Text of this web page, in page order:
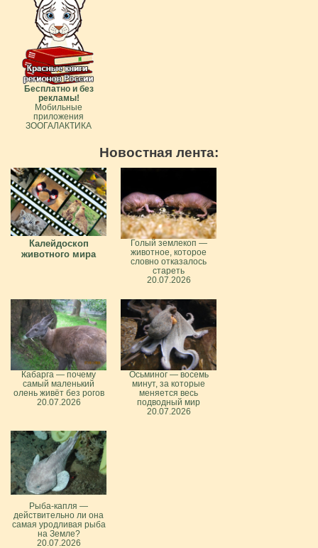
Бесплатно и без
рекламы!
Мобильные
приложения
ЗООГАЛАКТИКА
Новостная лента:
Калейдоскоп
животного мира
Голый землекоп —
животное, которое
словно отказалось
стареть
20.07.2026
Кабарга — почему
самый маленький
олень живёт без рогов
20.07.2026
Осьминог — восемь
минут, за которые
меняется весь
подводный мир
20.07.2026
Рыба-капля —
действительно ли она
самая уродливая рыба
на Земле?
20.07.2026